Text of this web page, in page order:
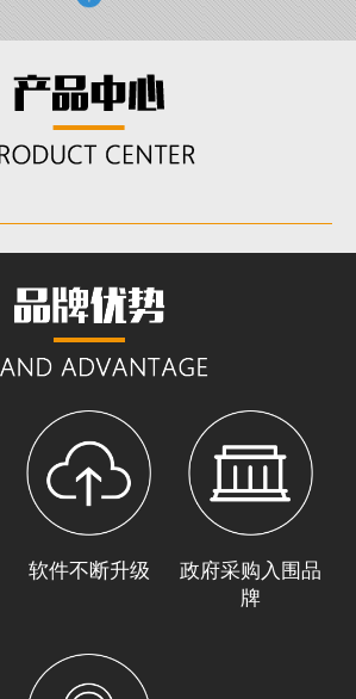
软件不断升级
政府采购入围品
牌